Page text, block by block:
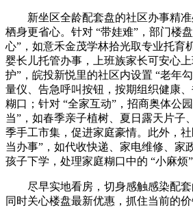
新坐区全龄配套盘的社区办事精准
栖身更省心。针对 “带娃难”，部门楼
心”，如意禾金茂学林拾光取专业托育
婴长儿托管办事，上班族家长可安心
护”，皖投新悦里的社区内设置 “老年
量仪、告急呼叫按钮，按期组织健康
糊口；针对 “全家互动”，招商奥体公
当”，如春季亲子植树、夏日露天片子
季手工市集，促进家庭豪情。此外，
当办事”，如代收快递、家电维修、家
孩子下学，处理家庭糊口中的 “小麻烦”
尽早实地看房，切身感触感染配套
同时关心楼盘最新优惠，抓住当前的